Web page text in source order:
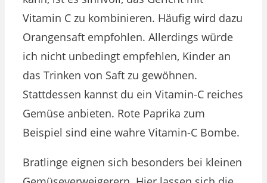
Vitamin C zu kombinieren. Häufig wird dazu
Orangensaft empfohlen. Allerdings würde
ich nicht unbedingt empfehlen, Kinder an
das Trinken von Saft zu gewöhnen.
Stattdessen kannst du ein Vitamin-C reiches
Gemüse anbieten. Rote Paprika zum
Beispiel sind eine wahre Vitamin-C Bombe.
Bratlinge eignen sich besonders bei kleinen